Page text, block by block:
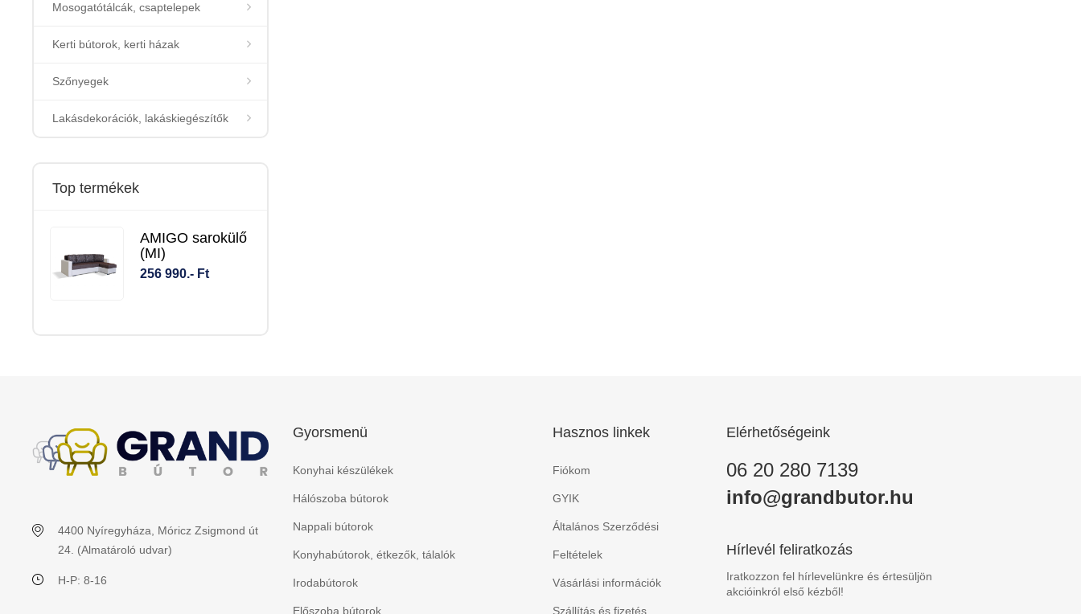
Mosogatótálcák, csaptelepek
Kerti bútorok, kerti házak
Szőnyegek
Lakásdekorációk, lakáskiegészítők
Top termékek
AMIGO sarokülő
(MI)
256 990.- Ft
4400 Nyíregyháza, Móricz Zsigmond út
24. (Almatároló udvar)
H-P: 8-16
Gyorsmenü
Konyhai készülékek
Hálószoba bútorok
Nappali bútorok
Konyhabútorok, étkezők, tálalók
Irodabútorok
Előszoba bútorok
Hasznos linkek
Fiókom
GYIK
Általános Szerződési
Feltételek
Vásárlási információk
Szállítás és fizetés
Elérhetőségeink
06 20 280 7139
info@grandbutor.hu
Hírlevél feliratkozás
Iratkozzon fel hírlevelünkre és értesüljön
akcióinkról első kézből!